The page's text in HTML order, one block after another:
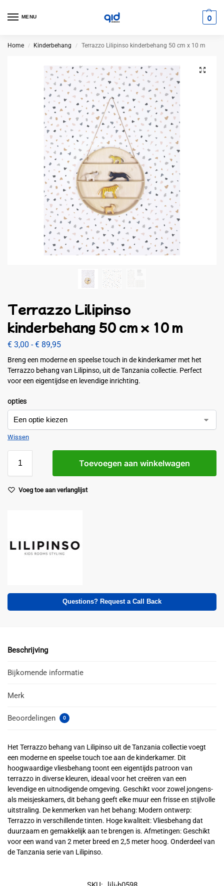
MENU 0
Home / Kinderbehang / Terrazzo Lilipinso kinderbehang 50 cm x 10 m
Terrazzo Lilipinso
kinderbehang 50 cm x 10 m
€ 3,00 - € 89,95
Breng een moderne en speelse touch in de kinderkamer met het
Terrazzo behang van Lilipinso, uit de Tanzania collectie. Perfect
voor een eigentijdse en levendige inrichting.
opties
Wissen
Toevoegen aan winkelwagen
Voeg toe aan verlanglijst
Questions? Request a Call Back
Beschrijving
Bijkomende informatie
Merk
Beoordelingen 0
Het Terrazzo behang van Lilipinso uit de Tanzania collectie voegt
een moderne en speelse touch toe aan de kinderkamer. Dit
hoogwaardige vliesbehang toont een eigentijds patroon van
terrazzo in diverse kleuren, ideaal voor het creëren van een
levendige en uitnodigende omgeving. Geschikt voor zowel jongens-
als meisjeskamers, dit behang geeft elke muur een frisse en stijlvolle
uitstraling. De kenmerken van het behang: Modern ontwerp:
Terrazzo in verschillende tinten. Hoge kwaliteit: Vliesbehang dat
duurzaam en gemakkelijk aan te brengen is. Afmetingen: Geschikt
voor een wand van 2 meter breed en 2,5 meter hoog. Onderdeel van
de Tanzania serie van Lilipinso.